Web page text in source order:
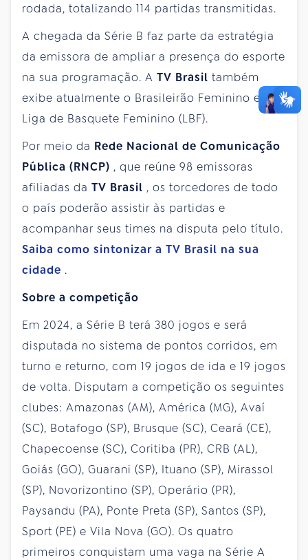
rodada, totalizando 114 partidas transmitidas.
A chegada da Série B faz parte da estratégia
da emissora de ampliar a presença do esporte
na sua programação. A TV Brasil também
exibe atualmente o Brasileirão Feminino e a
Liga de Basquete Feminino (LBF).
Por meio da Rede Nacional de Comunicação
Pública (RNCP) , que reúne 98 emissoras
afiliadas da TV Brasil , os torcedores de todo
o país poderão assistir às partidas e
acompanhar seus times na disputa pelo título.
Saiba como sintonizar a TV Brasil na sua
cidade .
Sobre a competição
Em 2024, a Série B terá 380 jogos e será
disputada no sistema de pontos corridos, em
turno e returno, com 19 jogos de ida e 19 jogos
de volta. Disputam a competição os seguintes
clubes: Amazonas (AM), América (MG), Avaí
(SC), Botafogo (SP), Brusque (SC), Ceará (CE),
Chapecoense (SC), Coritiba (PR), CRB (AL),
Goiás (GO), Guarani (SP), Ituano (SP), Mirassol
(SP), Novorizontino (SP), Operário (PR),
Paysandu (PA), Ponte Preta (SP), Santos (SP),
Sport (PE) e Vila Nova (GO). Os quatro
primeiros conquistam uma vaga na Série A